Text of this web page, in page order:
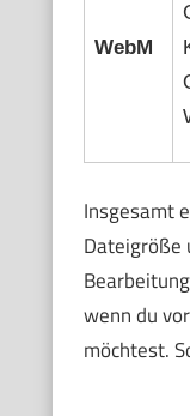
WebM
Insgesamt
Dateigröße
wenn du
möchtest.